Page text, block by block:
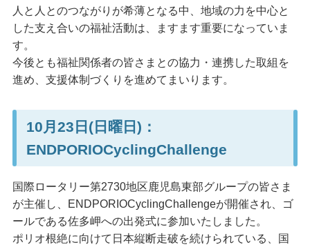
人と人とのつながりが希薄となる中、地域の力を中心と
した支え合いの福祉活動は、ますます重要になっていま
す。
今後とも福祉関係者の皆さまとの協力・連携した取組を
進め、支援体制づくりを進めてまいります。
10月23日(日曜日)：
ENDPORIOCyclingChallenge
国際ロータリー第2730地区鹿児島東部グループの皆さま
が主催し、ENDPORIOCyclingChallengeが開催され、ゴ
ールである佐多岬への出発式に参加いたしました。
ポリオ根絶に向けて日本縦断走破を続けられている、国